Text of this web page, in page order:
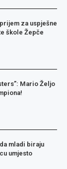
za uspješne
škole Žepče
Mario Željo
mladi biraju
umjesto